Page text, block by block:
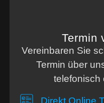
Termin
Vereinbaren Sie
Termin über
telefonisch
Direkt Online